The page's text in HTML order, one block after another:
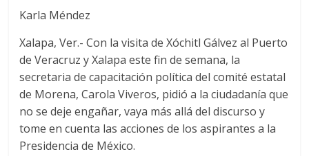
c
b
o
o
k
i
t
e
r
a
s
A
p
p
Karla Méndez
Xalapa, Ver.- Con la visita de Xóchitl Gálvez al Puerto
de Veracruz y Xalapa este fin de semana, la
secretaria de capacitación política del comité estatal
de Morena, Carola Viveros, pidió a la ciudadanía que
no se deje engañar, vaya más allá del discurso y
tome en cuenta las acciones de los aspirantes a la
Presidencia de México.